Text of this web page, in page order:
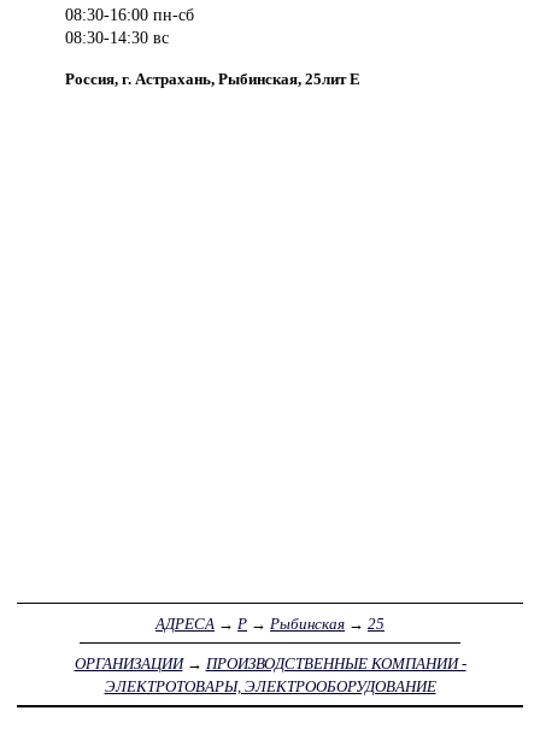
08:30-16:00 пн-сб
08:30-14:30 вс
Россия, г. Астрахань, Рыбинская, 25лит Е
АДРЕСА → Р → Рыбинская → 25
ОРГАНИЗАЦИИ→ ПРОИЗВОДСТВЕННЫЕ КОМПАНИИ -
ЭЛЕКТРОТОВАРЫ, ЭЛЕКТРООБОРУДОВАНИЕ